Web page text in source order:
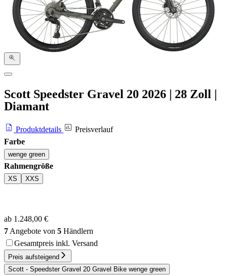
Scott Speedster Gravel 20 2026 | 28 Zoll |
Diamant
Produktdetails
Preisverlauf
Farbe
wenge green
Rahmengröße
XS XXS
ab 1.248,00 €
7 Angebote von 5 Händlern
Gesamtpreis inkl. Versand
Preis aufsteigend
Scott - Speedster Gravel 20 Gravel Bike wenge green